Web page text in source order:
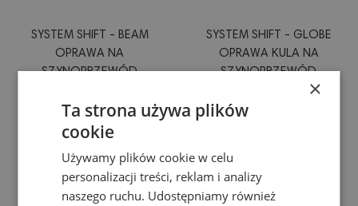
SYSTEM SHIFT - BEAM
OPRAWA NA
SZYNOPRZEWÓD
CZARNY 5 LAT GW.
WLD+40007
109,30 zł
SYSTEM SHIFT - GLOBE
OPRAWA KULA NA
SZYNOPRZEWÓD
100X148MM 5W 165ST
CZARNA 5 LAT GW.
135,47 zł
×
Ta strona używa plików
cookie
Używamy plików cookie w celu
personalizacji treści, reklam i analizy
naszego ruchu. Udostępniamy również